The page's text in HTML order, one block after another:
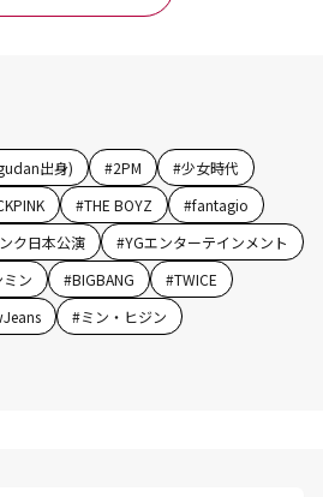
出身) #2PM #少女時代
#THE BOYZ #fantagio
ク日本公演 #YGエンターテインメント
ン #BIGBANG #TWICE
#ミン・ヒジン